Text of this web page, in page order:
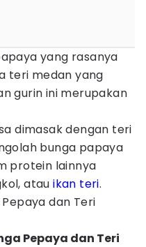
yang rasanya
teri medan yang
gurin ini merupakan
dimasak dengan teri
bunga papaya
protein lainnya
atauikan teri.
dan Teri
Pepaya dan Teri